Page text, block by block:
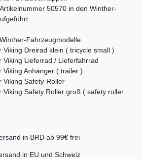
50570 in den Winther-
Fahrzeugmodelle
Viking Dreirad klein ( tricycle small )
Viking Lieferrad / Lieferfahrrad
Viking Anhänger ( trailer )
Viking Safety-Roller
Viking Safety Roller groß ( safety roller
in BRD ab 99€ frei
in EU und Schweiz